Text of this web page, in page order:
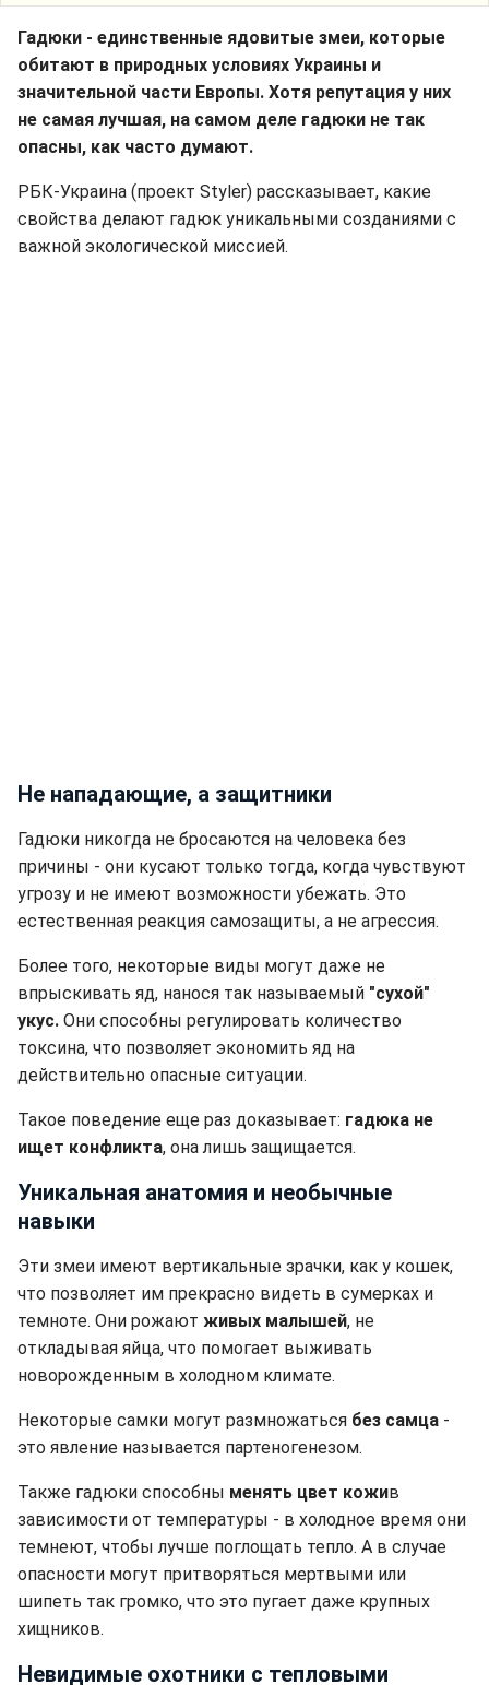
Гадюки - единственные ядовитые змеи, которые
обитают в природных условиях Украины и
значительной части Европы. Хотя репутация у них
не самая лучшая, на самом деле гадюки не так
опасны, как часто думают.
РБК-Украина (проект Styler) рассказывает, какие
свойства делают гадюк уникальными созданиями с
важной экологической миссией.
Не нападающие, а защитники
Гадюки никогда не бросаются на человека без
причины - они кусают только тогда, когда чувствуют
угрозу и не имеют возможности убежать. Это
естественная реакция самозащиты, а не агрессия.
Более того, некоторые виды могут даже не
впрыскивать яд, нанося так называемый "сухой"
укус. Они способны регулировать количество
токсина, что позволяет экономить яд на
действительно опасные ситуации.
Такое поведение еще раз доказывает: гадюка не
ищет конфликта, она лишь защищается.
Уникальная анатомия и необычные
навыки
Эти змеи имеют вертикальные зрачки, как у кошек,
что позволяет им прекрасно видеть в сумерках и
темноте. Они рожают живых малышей, не
откладывая яйца, что помогает выживать
новорожденным в холодном климате.
Некоторые самки могут размножаться без самца -
это явление называется партеногенезом.
Также гадюки способны менять цвет кожив
зависимости от температуры - в холодное время они
темнеют, чтобы лучше поглощать тепло. А в случае
опасности могут притворяться мертвыми или
шипеть так громко, что это пугает даже крупных
хищников.
Невидимые охотники с тепловыми